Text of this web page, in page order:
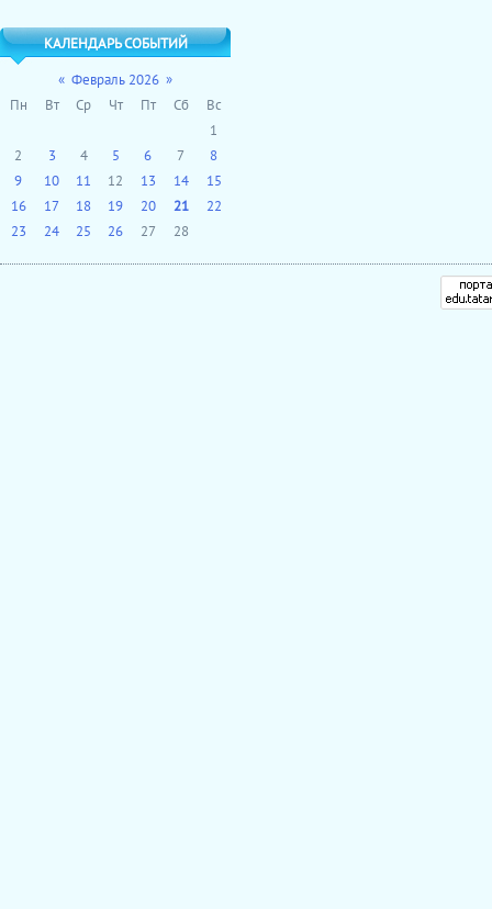
КАЛЕНДАРЬ СОБЫТИЙ
« Февраль 2026 »
Пн
Вт Ср Чт Пт Сб
Вс
1
2
3 4 5 6 7
8
9
10 11 12 13 14
15
16
17 18 19 20 21
22
23
24 25 26 27 28